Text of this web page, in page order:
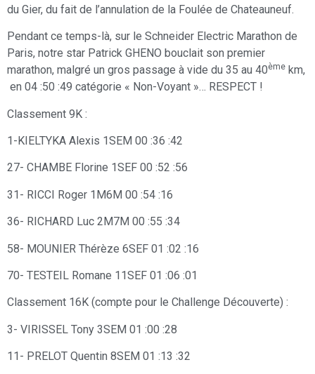
du Gier, du fait de l’annulation de la Foulée de Chateauneuf.
Pendant ce temps-là, sur le Schneider Electric Marathon de
Paris, notre star Patrick GHENO bouclait son premier
marathon, malgré un gros passage à vide du 35 au 40ème km,
en 04 :50 :49 catégorie « Non-Voyant »… RESPECT !
Classement 9K :
1-KIELTYKA Alexis 1SEM 00 :36 :42
27- CHAMBE Florine 1SEF 00 :52 :56
31- RICCI Roger 1M6M 00 :54 :16
36- RICHARD Luc 2M7M 00 :55 :34
58- MOUNIER Thérèze 6SEF 01 :02 :16
70- TESTEIL Romane 11SEF 01 :06 :01
Classement 16K (compte pour le Challenge Découverte) :
3- VIRISSEL Tony 3SEM 01 :00 :28
11- PRELOT Quentin 8SEM 01 :13 :32